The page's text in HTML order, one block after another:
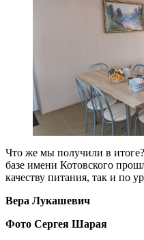
Что же мы получили в
базе имени Котовского
качеству питания, так и по
Вера Лукашевич
Фото Сергея Шарая